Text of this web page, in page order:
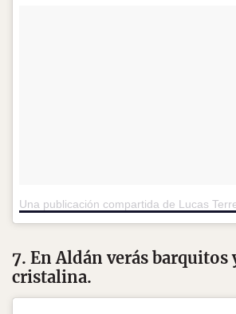
7. En Aldán verás
cristalina.